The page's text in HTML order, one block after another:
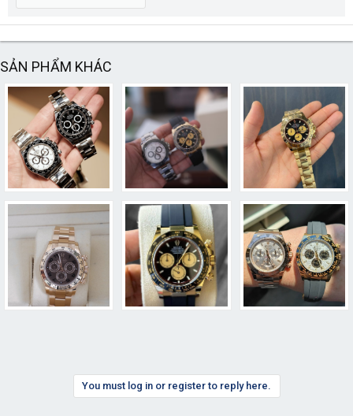
SẢN PHẨM KHÁC
You must log in or register to reply here.